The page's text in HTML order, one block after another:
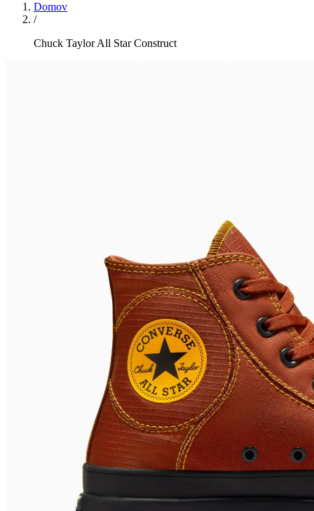
Domov
/
Chuck Taylor All Star Construct